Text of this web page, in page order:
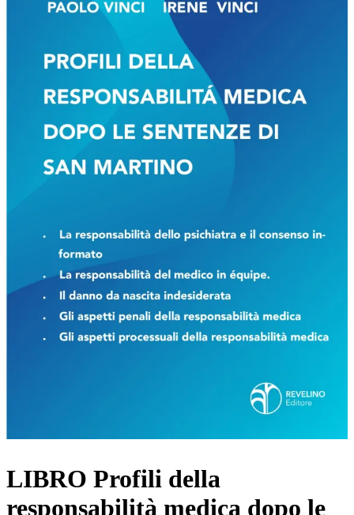
LIBRO Profili della
responsabilità medica dopo le